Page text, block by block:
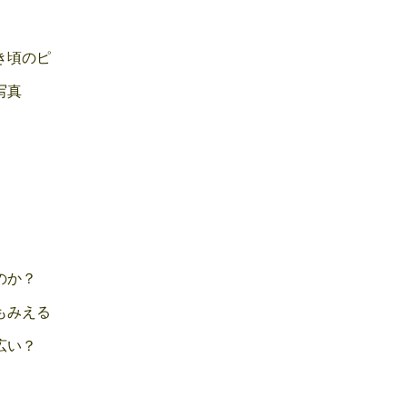
頃のピ
真
か？
みえる
い？